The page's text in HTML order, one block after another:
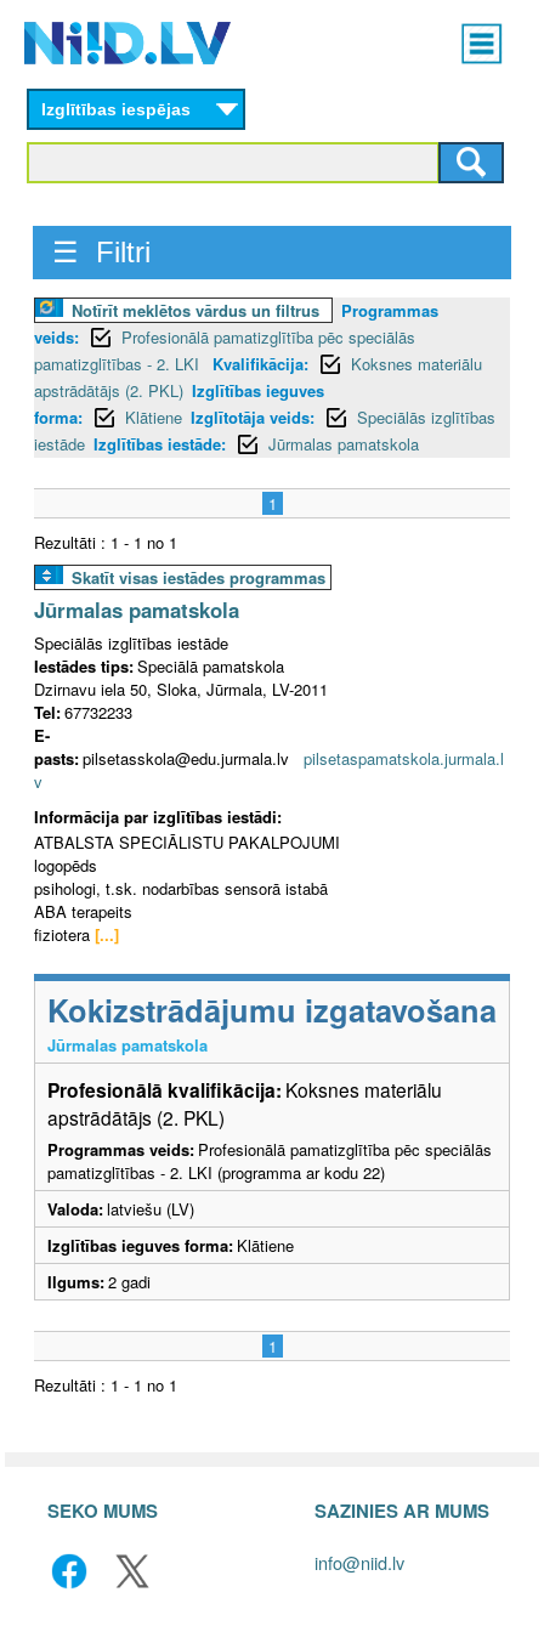
content
Main
menu
Izglītības iespējas
☰ Filtri
Notīrīt meklētos vārdus un filtrus
Programmas
veids:
Profesionālā pamatizglītība pēc speciālās
pamatizglītības - 2. LKI
Kvalifikācija:
Koksnes materiālu
apstrādātājs (2. PKL) Izglītības ieguves
forma:
Klātiene Izglītotāja veids:
Speciālās izglītības
iestāde Izglītības iestāde: Jūrmalas pamatskola
1
Rezultāti : 1 - 1 no 1
Skatīt visas iestādes programmas
Jūrmalas pamatskola
Speciālās izglītības iestāde
Iestādes tips:Speciālā pamatskola
Dzirnavu iela 50, Sloka, Jūrmala, LV-2011
Tel:67732233
E-
pasts:pilsetasskola@edu.jurmala.lv pilsetaspamatskola.jurmala.l
v
Informācija par izglītības iestādi:
ATBALSTA SPECIĀLISTU PAKALPOJUMI
logopēds
psihologi, t.sk. nodarbības sensorā istabā
ABA terapeits
fiziotera [...]
Kokizstrādājumu izgatavošana
Jūrmalas pamatskola
Profesionālā kvalifikācija: Koksnes materiālu
apstrādātājs (2. PKL)
Programmas veids: Profesionālā pamatizglītība pēc speciālās
pamatizglītības - 2. LKI (programma ar kodu 22)
Valoda:latviešu (LV)
Izglītības ieguves forma: Klātiene
Ilgums:2 gadi
1
Rezultāti : 1 - 1 no 1
SEKO MUMS SAZINIES AR MUMS
info@niid.lv